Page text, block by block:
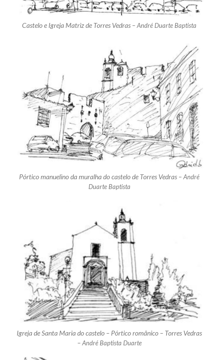
Castelo e Igreja Matriz de Torres Vedras –André Duarte Baptista
Pórtico manuelino da muralha do castelo de Torres Vedras –André
Duarte Baptista
Igreja de Santa Maria do castelo – Pórtico românico – Torres Vedras
–André Baptista Duarte